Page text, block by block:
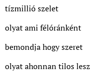
tízmillió szelet
olyat ami félóránként
bemondja hogy szeret
olyat ahonnan tilos lesz